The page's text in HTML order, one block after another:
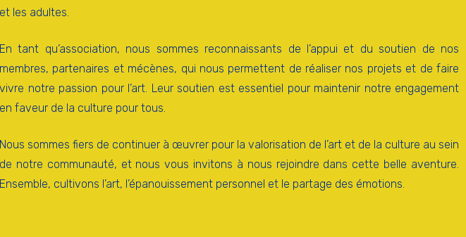
et les adultes.
En tant qu’association, nous sommes reconnaissants de l’appui et du soutien de nos
membres, partenaires et mécènes, qui nous permettent de réaliser nos projets et de faire
vivre notre passion pour l’art. Leur soutien est essentiel pour maintenir notre engagement
en faveur de la culture pour tous.
Nous sommes fiers de continuer à œuvrer pour la valorisation de l’art et de la culture au sein
de notre communauté, et nous vous invitons à nous rejoindre dans cette belle aventure.
Ensemble, cultivons l’art, l’épanouissement personnel et le partage des émotions.